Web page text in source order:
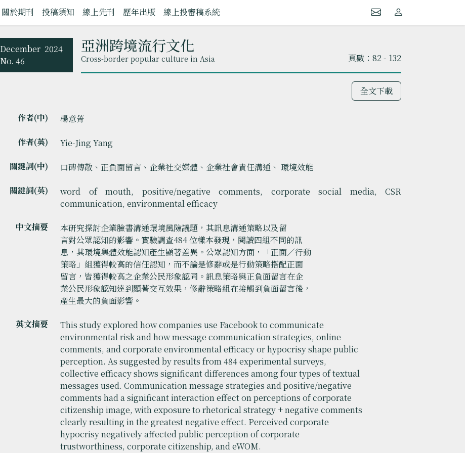
關於期刊 投稿須知 線上先刊 歷年出版 線上投審稿系統
December 2024
No. 46
亞洲跨境流行文化
Cross-border popular culture in Asia 頁數：82 - 132
全文下載
作者(中)
楊意菁
作者(英)
Yie-Jing Yang
關鍵詞(中)
口碑傳散、正負面留言、企業社交媒體、企業社會責任溝通、 環境效能
關鍵詞(英)
word of mouth, positive/negative comments, corporate social media, CSR
communication, environmental efficacy
中文摘要
本研究探討企業臉書溝通環境風險議題，其訊息溝通策略以及留
言對公眾認知的影響。實驗調查484 位樣本發現，閱讀四組不同的訊
息，其環境集體效能認知產生顯著差異。公眾認知方面，「正面∕行動
策略」組獲得較高的信任認知，而不論是修辭或是行動策略搭配正面
留言，皆獲得較高之企業公民形象認同。訊息策略與正負面留言在企
業公民形象認知達到顯著交互效果，修辭策略組在接觸到負面留言後，
產生最大的負面影響。
英文摘要
This study explored how companies use Facebook to communicate
environmental risk and how message communication strategies, online
comments, and corporate environmental efficacy or hypocrisy shape public
perception. As suggested by results from 484 experimental surveys,
collective efficacy shows significant differences among four types of textual
messages used. Communication message strategies and positive/negative
comments had a significant interaction effect on perceptions of corporate
citizenship image, with exposure to rhetorical strategy + negative comments
clearly resulting in the greatest negative effect. Perceived corporate
hypocrisy negatively affected public perception of corporate
trustworthiness, corporate citizenship, and eWOM.